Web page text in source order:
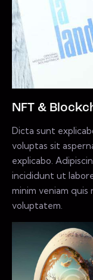
NFT &
Dicta sunt
voluptas sit
explicabo.
incididunt ut
minim veniam
voluptatem.